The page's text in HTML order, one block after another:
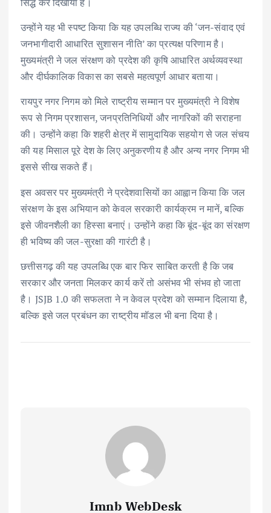
उन्होंने यह भी स्पष्ट किया कि यह उपलब्धि राज्य की ‘जन-संवाद एवं
जनभागीदारी आधारित सुशासन नीति’ का प्रत्यक्ष परिणाम है।
मुख्यमंत्री ने जल संरक्षण को प्रदेश की कृषि आधारित अर्थव्यवस्था
और दीर्घकालिक विकास का सबसे महत्वपूर्ण आधार बताया।
रायपुर नगर निगम को मिले राष्ट्रीय सम्मान पर मुख्यमंत्री ने विशेष
रूप से निगम प्रशासन, जनप्रतिनिधियों और नागरिकों की सराहना
की। उन्होंने कहा कि शहरी क्षेत्र में सामुदायिक सहयोग से जल संचय
की यह मिसाल पूरे देश के लिए अनुकरणीय है और अन्य नगर निगम भी
इससे सीख सकते हैं।
इस अवसर पर मुख्यमंत्री ने प्रदेशवासियों का आह्वान किया कि जल
संरक्षण के इस अभियान को केवल सरकारी कार्यक्रम न मानें, बल्कि
इसे जीवनशैली का हिस्सा बनाएं। उन्होंने कहा कि बूंद-बूंद का संरक्षण
ही भविष्य की जल-सुरक्षा की गारंटी है।
छत्तीसगढ़ की यह उपलब्धि एक बार फिर साबित करती है कि जब
सरकार और जनता मिलकर कार्य करें तो असंभव भी संभव हो जाता
है। JSJB 1.0 की सफलता ने न केवल प्रदेश को सम्मान दिलाया है,
बल्कि इसे जल प्रबंधन का राष्ट्रीय मॉडल भी बना दिया है।
Imnb WebDesk